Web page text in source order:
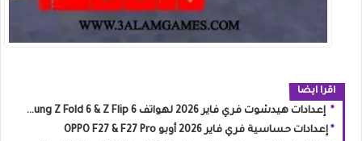
اقرا ايضا
إعدادات هيدشوت فري فاير 2026 لهواتف Samsung Z Fold 6 & Z Flip 6
إعدادات حساسية فري فاير 2026 أوبو OPPO F27 & F27 Pro